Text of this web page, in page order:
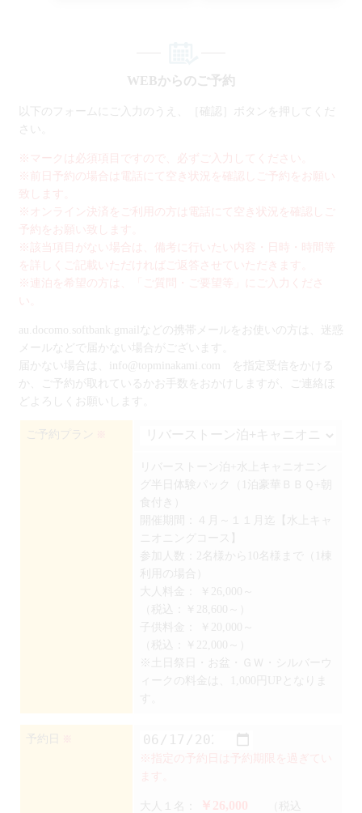
WEBからのご予約
以下のフォームにご入力のうえ、［確認］ボタンを押してくだ
さい。
※マークは必須項目ですので、必ずご入力してください。
※前日予約の場合は電話にて空き状況を確認しご予約をお願い
致します。
※オンライン決済をご利用の方は電話にて空き状況を確認しご
予約をお願い致します。
※該当項目がない場合は、備考に行いたい内容・日時・時間等
を詳しくご記載いただければご返答させていただきます。
※連泊を希望の方は、「ご質問・ご要望等」にご入力くださ
い。
au.docomo.softbank.gmailなどの携帯メールをお使いの方は、迷惑
メールなどで届かない場合がございます。
届かない場合は、info@topminakami.com を指定受信をかける
か、ご予約が取れているかお手数をおかけしますが、ご連絡ほ
どよろしくお願いします。
ご予約プラン
リバーストーン泊+水上キャニオニン
グ半日体験パック（1泊豪華ＢＢＱ+朝
食付き）
開催期間：４月～１１月迄【水上キャ
ニオニングコース】
参加人数：2名様から10名様まで（1棟
利用の場合）
大人料金：
￥26,000～
（税込：￥28,600～）
￥20,000～
（税込：￥22,000～）
※土日祭日・お盆・ＧＷ・シルバーウ
ィークの料金は、1,000円UPとなりま
予約日
※指定の予約日は予約期限を過ぎてい
大人１名： ￥26,000
（税込